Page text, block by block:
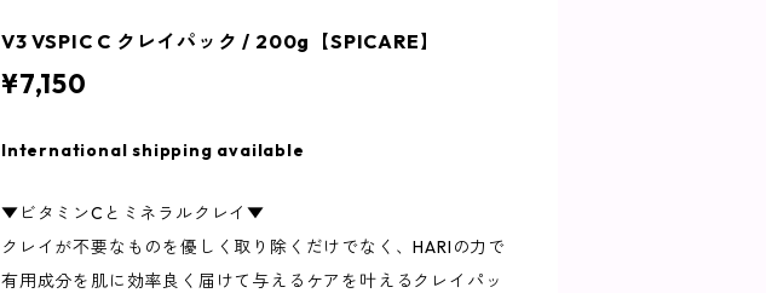
V3 VSPIC C クレイパック / 200g【SPICARE】
¥7,150
International shipping available
▼ビタミンCとミネラルクレイ▼
クレイが不要なものを優しく取り除くだけでなく、HARIの力で
有用成分を肌に効率良く届けて与えるケアを叶えるクレイパッ